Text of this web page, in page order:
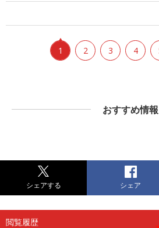
1 2 3 4
おすすめ情報
シェアする シェア
閲覧履歴